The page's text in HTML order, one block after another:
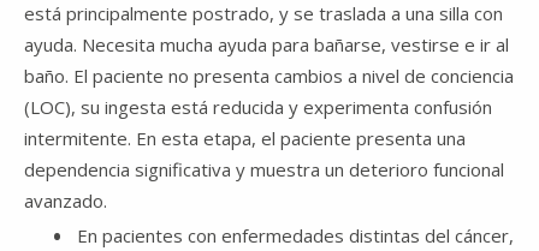
está principalmente postrado, y ​​se traslada a una silla con
ayuda. Necesita mucha ayuda para bañarse, vestirse e ir al
baño. El paciente no presenta cambios a nivel de conciencia
(LOC), su ingesta está reducida y experimenta confusión
intermitente. En esta etapa, el paciente presenta una
dependencia significativa y muestra un deterioro funcional
avanzado.
En pacientes con enfermedades distintas del cáncer,